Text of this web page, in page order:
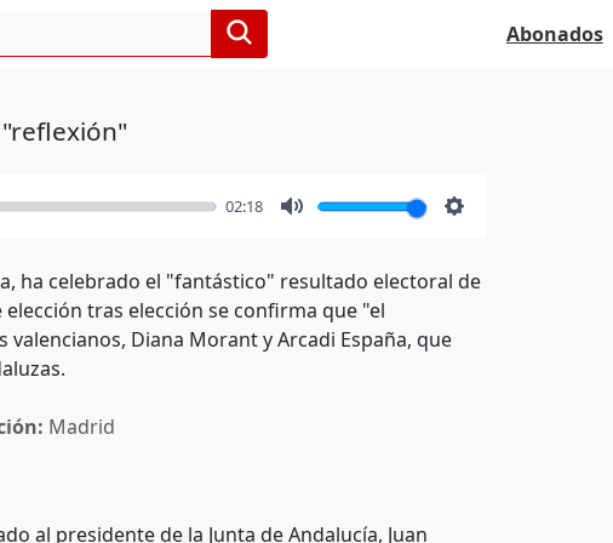
Abonados
02:18
ha celebrado el "fantástico" resultado electoral de
tras elección se confirma que "el
Diana Morant y Arcadi España, que
Madrid
al presidente de la Junta de Andalucía, Juan